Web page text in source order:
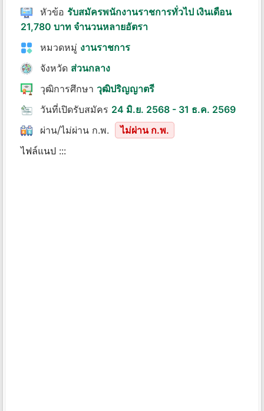
หัวข้อ รับสมัครพนักงานราชการทั่วไป เงินเดือน
21,780 บาท จำนวนหลายอัตรา
หมวดหมู่ งานราชการ
จังหวัด ส่วนกลาง
วุฒิการศึกษา วุฒิปริญญาตรี
วันที่เปิดรับสมัคร 24 มิ.ย. 2568 - 31 ธ.ค. 2569
ผ่าน/ไม่ผ่าน ก.พ.
ไม่ผ่าน ก.พ.
ไฟล์แนป :::